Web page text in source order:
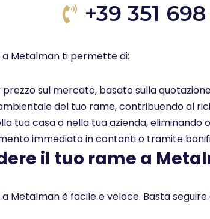
+39 351
Metalman ti permette di:
sul mercato, basato sulla
del tuo rame, contribuendo al
tua casa o nella tua azienda, eliminando
immediato in contanti o tramite
il tuo rame a
Metalman è facile e veloce. Basta